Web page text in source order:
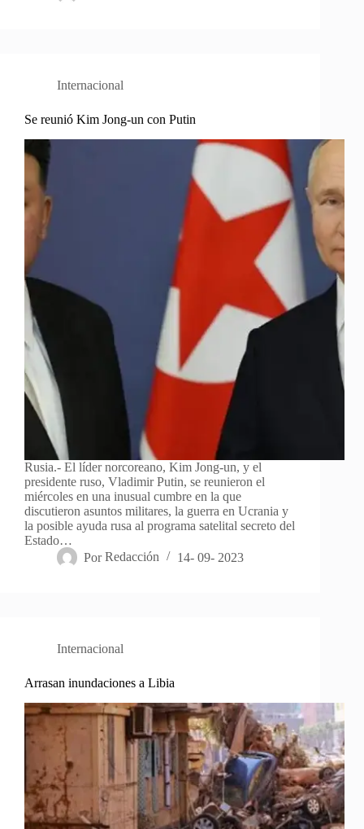
Internacional
Se reunió Kim Jong-un con Putin
Rusia.- El líder norcoreano, Kim Jong-un, y el
presidente ruso, Vladimir Putin, se reunieron el
miércoles en una inusual cumbre en la que
discutieron asuntos militares, la guerra en Ucrania y
la posible ayuda rusa al programa satelital secreto del
Estado…
Por Redacción 14- 09- 2023
Internacional
Arrasan inundaciones a Libia